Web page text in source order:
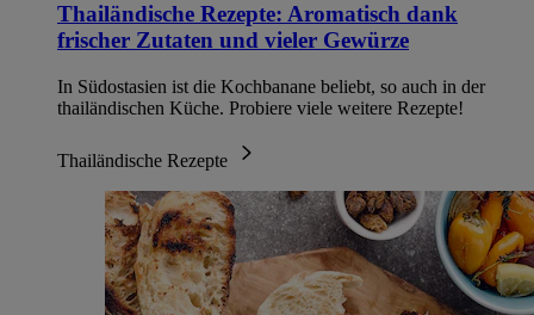
Thailändische Rezepte: Aromatisch dank
frischer Zutaten und vieler Gewürze
In Südostasien ist die Kochbanane beliebt, so auch in der
thailändischen Küche. Probiere viele weitere Rezepte!
Thailändische Rezepte